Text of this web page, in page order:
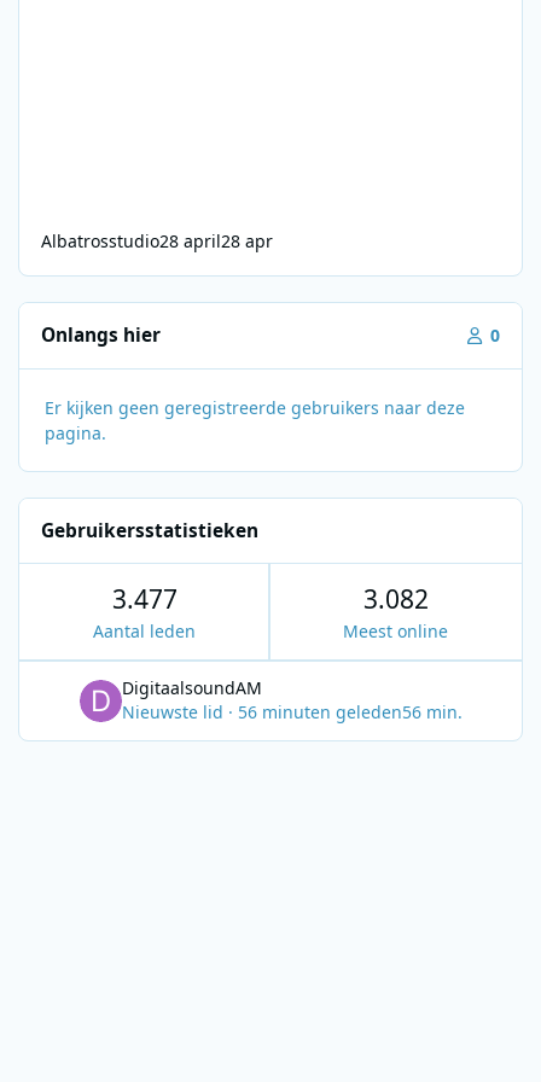
Albatrosstudio28 april28 apr
Onlangs hier 0
Er kijken geen geregistreerde gebruikers naar deze
pagina.
Gebruikersstatistieken
3.477
Aantal leden
3.082
Meest online
DigitaalsoundAM
Nieuwste lid · 56 minuten geleden56 min.